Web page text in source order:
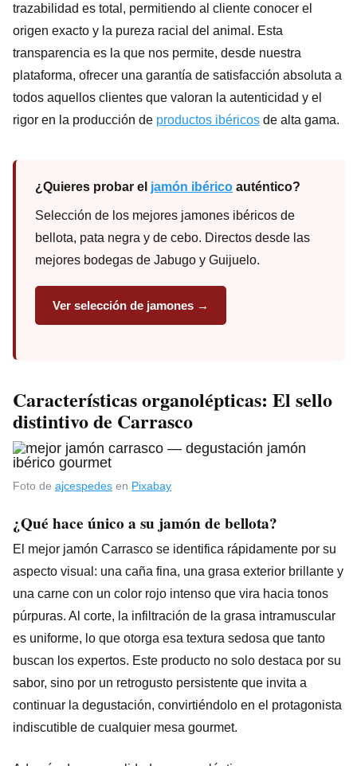
trazabilidad es total, permitiendo al cliente conocer el
origen exacto y la pureza racial del animal. Esta
transparencia es la que nos permite, desde nuestra
plataforma, ofrecer una garantía de satisfacción absoluta a
todos aquellos clientes que valoran la autenticidad y el
rigor en la producción de productos ibéricos de alta gama.
¿Quieres probar el jamón ibérico auténtico?
Selección de los mejores jamones ibéricos de
bellota, pata negra y de cebo. Directos desde las
mejores bodegas de Jabugo y Guijuelo.
Ver selección de jamones →
Características organolépticas: El sello
distintivo de Carrasco
Foto de ajcespedes en Pixabay
¿Qué hace único a su jamón de bellota?
El mejor jamón Carrasco se identifica rápidamente por su
aspecto visual: una caña fina, una grasa exterior brillante y
una carne con un color rojo intenso que vira hacia tonos
púrpuras. Al corte, la infiltración de la grasa intramuscular
es uniforme, lo que otorga esa textura sedosa que tanto
buscan los expertos. Este producto no solo destaca por su
sabor, sino por un retrogusto persistente que invita a
continuar la degustación, convirtiéndolo en el protagonista
indiscutible de cualquier mesa gourmet.